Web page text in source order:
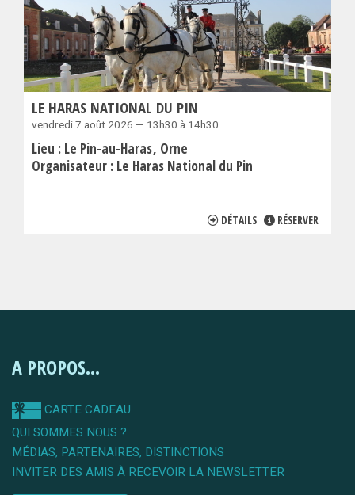
LE HARAS NATIONAL DU PIN
vendredi 7 août 2026 — 13h30 à 14h30
Lieu : Le Pin-au-Haras Orne
Organisateur : Le Haras National du Pin
DÉTAILS RÉSERVER
A PROPOS...
CARTE CADEAU
QUI SOMMES NOUS ?
MÉDIAS, PARTENAIRES, DISTINCTIONS
INVITER DES AMIS À RECEVOIR LA NEWSLETTER